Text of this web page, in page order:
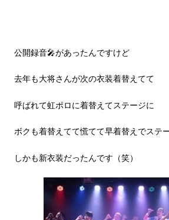
公開録音🎤があったんですけど
去年も大将さんが次の衣装着替えてて
呼ばれて虹ポロに着替えてステージに
ボクも着替えてて慌てて早着替えでステ
しかも新衣装だったんです（笑）